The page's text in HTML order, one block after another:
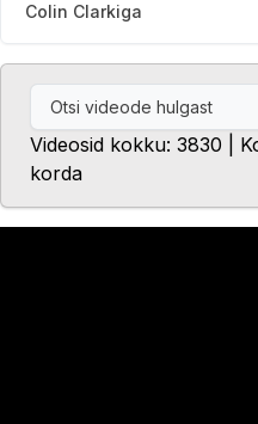
Colin Clarkiga
Videosid kokku: 3830 |
korda